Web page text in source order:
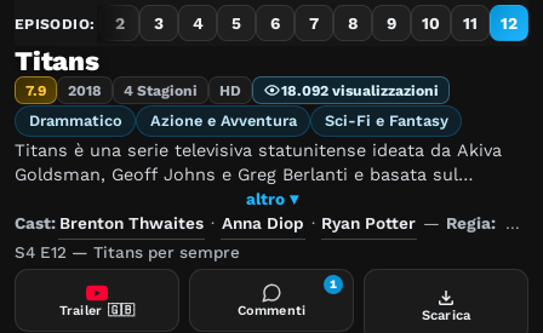
EPISODIO:
1 2 3 4 5 6 7 8 9 10 11 12
Titans
7.9 2018 4 Stagioni HD 18.092 visualizzazioni
Drammatico Azione e Avventura Sci-Fi e Fantasy
Titans è una serie televisiva statunitense ideata da Akiva
Goldsman, Geoff Johns e Greg Berlanti e basata sul
fumetto della DC Comics, Giovani Titani.
altro ▾
Cast: Brenton Thwaites · Anna Diop · Ryan Potter — Regia:
S4 E12 — Titans per sempre
Trailer 🇬🇧 Commenti
1
Scarica